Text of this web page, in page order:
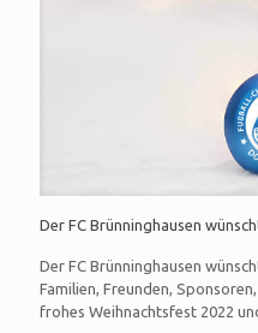
Der FC Brünninghausen
Der FC Brünninghausen
Familien, Freunden,
frohes Weihnachtsfest 2022